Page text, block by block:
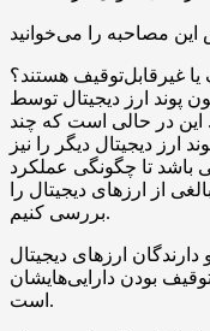
یا غیرقابل‌توقیف هستند؟
خبر کشف و ضبط ۱۸۰ میلیون پوند ارز دیجیتال توسط
این در حالی است که چند
کشور ۱۱۴ میلیون پوند ارز دیجیتال دیگر را نیز
باشد تا چگونگی عملکرد
از ارزهای دیجیتال را
بررسی کنیم.
ارزهای دیجیتال
بودن دارایی‌هایشان
است.